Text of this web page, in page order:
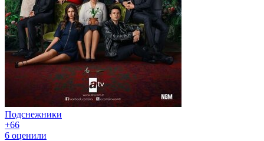
Подснежники
+66
6 оценили